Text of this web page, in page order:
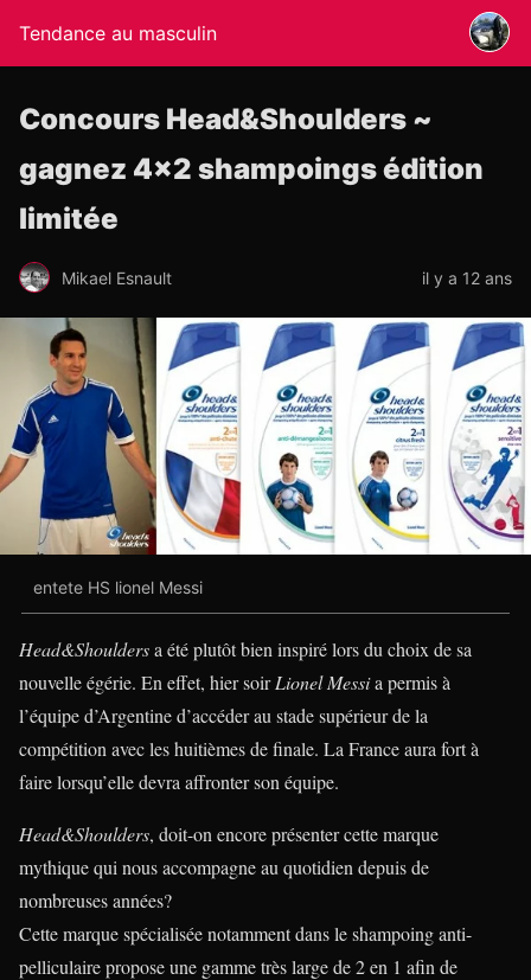
Tendance au masculin
Concours Head&Shoulders ~
gagnez 4×2 shampoings édition
limitée
Mikael Esnault il y a 12 ans
entete HS lionel Messi
Head&Shouldersa été plutôt bien inspiré lors du choix de sa
nouvelle égérie. En effet, hier soirLionel Messia permis à
l’équipe d’Argentine d’accéder au stade supérieur de la
compétition avec les huitièmes de finale. La France aura fort à
faire lorsqu’elle devra affronter son équipe.
Head&Shoulders, doit-on encore présenter cette marque
mythique qui nous accompagne au quotidien depuis de
nombreuses années?
Cette marque spécialisée notamment dans le shampoing anti-
pelliculaire propose une gamme très large de 2 en 1 afin de